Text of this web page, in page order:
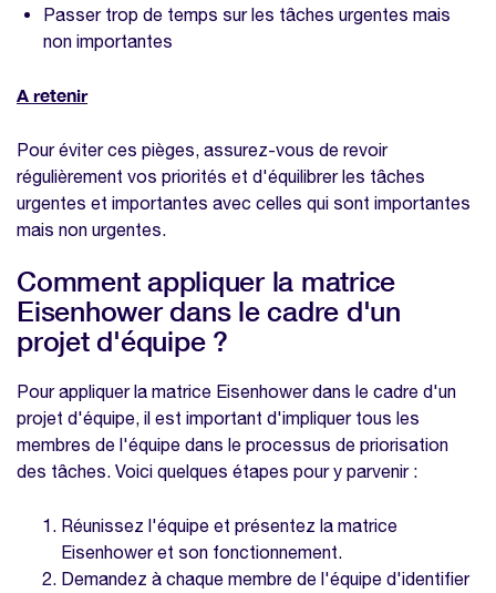
Passer trop de temps sur les tâches urgentes mais
non importantes
A retenir
Pour éviter ces pièges, assurez-vous de revoir
régulièrement vos priorités et d'équilibrer les tâches
urgentes et importantes avec celles qui sont importantes
mais non urgentes.
Comment appliquer la matrice
Eisenhower dans le cadre d'un
projet d'équipe ?
Pour appliquer la matrice Eisenhower dans le cadre d'un
projet d'équipe, il est important d'impliquer tous les
membres de l'équipe dans le processus de priorisation
des tâches. Voici quelques étapes pour y parvenir :
Réunissez l'équipe et présentez la matrice
Eisenhower et son fonctionnement.
Demandez à chaque membre de l'équipe d'identifier